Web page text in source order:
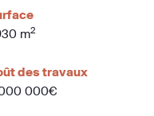
m2
des travaux
000€